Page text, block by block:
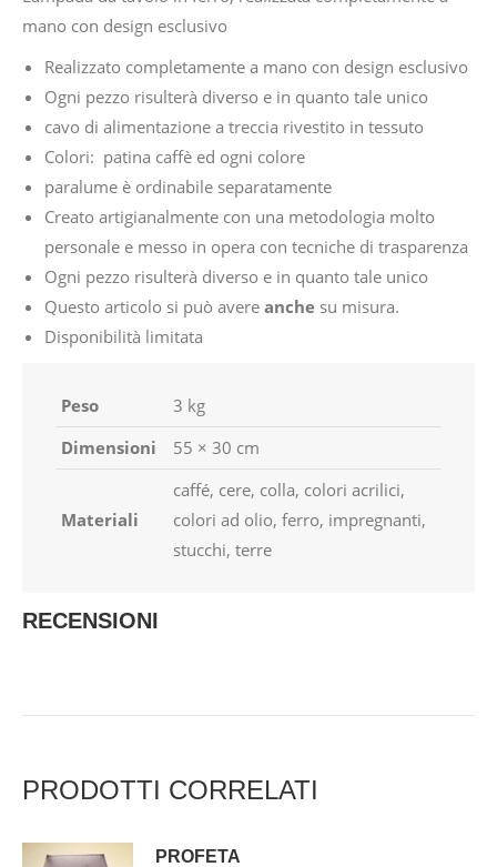
mano con design esclusivo
Realizzato completamente a mano con design esclusivo
Ogni pezzo risulterà diverso e in quanto tale unico
cavo di alimentazione a treccia rivestito in tessuto
Colori: patina caffè ed ogni colore
paralume è ordinabile separatamente
Creato artigianalmente con una metodologia molto
personale e messo in opera con tecniche di trasparenza
Ogni pezzo risulterà diverso e in quanto tale unico
Questo articolo si può avere anche su misura.
Disponibilità limitata
Peso
3 kg
Dimensioni
55 × 30 cm
Materiali
caffé, cere, colla, colori acrilici,
colori ad olio, ferro, impregnanti,
stucchi, terre
RECENSIONI
PRODOTTI CORRELATI
PROFETA